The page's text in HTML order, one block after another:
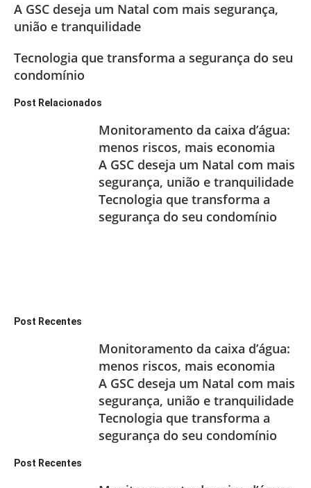
A GSC deseja um Natal com mais segurança,
união e tranquilidade
Tecnologia que transforma a segurança do seu
condomínio
Post Relacionados
Monitoramento da caixa d’água:
menos riscos, mais economia
A GSC deseja um Natal com mais
segurança, união e tranquilidade
Tecnologia que transforma a
segurança do seu condomínio
Post Recentes
Monitoramento da caixa d’água:
menos riscos, mais economia
A GSC deseja um Natal com mais
segurança, união e tranquilidade
Tecnologia que transforma a
segurança do seu condomínio
Post Recentes